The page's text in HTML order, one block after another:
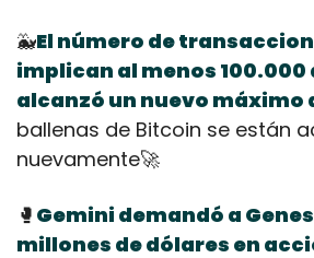
🐳El número de
implican al menos 100.000
alcanzó un nuevo máximo
ballenas de Bitcoin se están
nuevamente🚀
🥊 Gemini demandó a